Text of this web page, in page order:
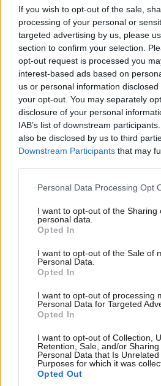
If you wish to opt-out of the sale,
processing of your personal or
targeted advertising by us, please
section to confirm your selection.
opt-out request is processed you
interest-based ads based on
us or personal information
your opt-out. You may separately
disclosure of your personal
IAB’s list of downstream
also be disclosed by us to third
Downstream Participants that may
Please note that this website/app
not limited to your visit or usage
grant or deny consent to Google
use your data for below specified
consent section.
Personal Data Processing Opt
I want to opt-out of the Sharing
personal data.
Opted In
I want to opt-out of the Sale of
Personal Data.
Opted In
I want to opt-out of processing
Personal Data for Targeted
Opted In
I want to opt-out of Collection,
Retention, Sale, and/or
Personal Data that Is
Purposes for which it was
Opted Out
Αυξητική
Στήθους:
για το
Με τη
γίνεται η
απόδραση
Το λάθος
10